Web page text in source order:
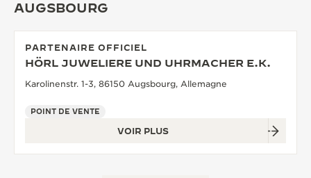
AUGSBOURG
PARTENAIRE OFFICIEL
HÖRL JUWELIERE UND UHRMACHER E.K.
Karolinenstr. 1-3, 86150 Augsbourg, Allemagne
POINT DE VENTE
VOIR PLUS